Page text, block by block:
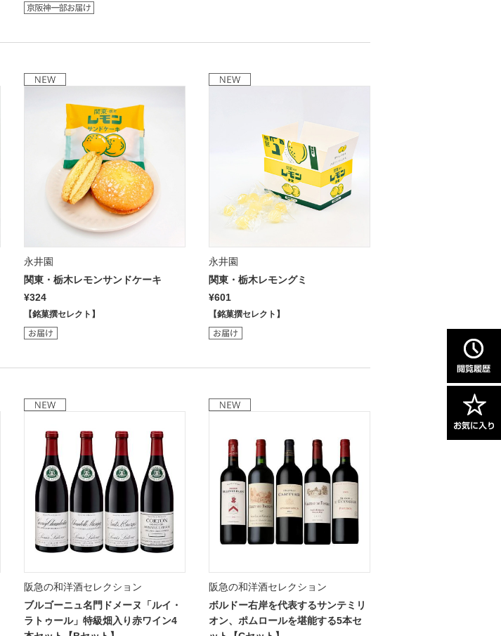
永井園
関東・栃木レモンサンドケーキ
¥324
【銘菓撰セレクト】
永井園
関東・栃木レモングミ
¥601
【銘菓撰セレクト】
阪急の和洋酒セレクション
ブルゴーニュ名門ドメーヌ「ルイ・
ラトゥール」特級畑入り赤ワイン4
阪急の和洋酒セレクション
ボルドー右岸を代表するサンテミリ
オン、ポムロールを堪能する5本セ